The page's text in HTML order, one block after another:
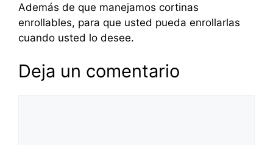
Además de que manejamos cortinas
enrollables, para que usted pueda enrollarlas
cuando usted lo desee.
Deja un comentario